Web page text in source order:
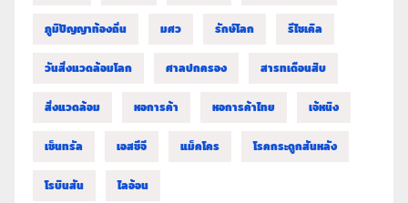
ภูมิปัญญาท้องถิ่น มศว รักษ์โลก รีไซเคิล
วันสิ่งแวดล้อมโลก ศาลปกครอง สารทเดือนสิบ
สิ่งแวดล้อม หอการค้า หอการค้าไทย เจ้หนิง
เซ็นทรัล เอสซีจี แม็คโคร โรคกระดูกสันหลัง
โรบินสัน ไลอ้อน